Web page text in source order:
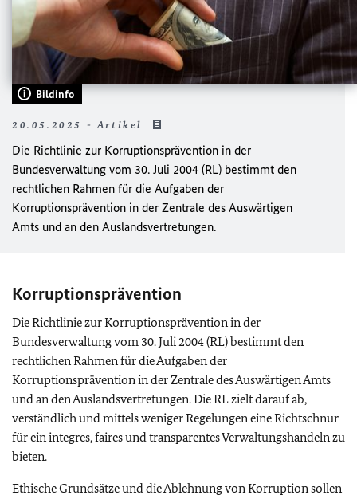
Bildinfo
20.05.2025 - Artikel
Die Richtlinie zur Korruptionsprävention in der
Bundesverwaltung vom 30. Juli 2004 (RL) bestimmt den
rechtlichen Rahmen für die Aufgaben der
Korruptionsprävention in der Zentrale des Auswärtigen
Amts und an den Auslandsvertretungen.
Korruptionsprävention
Die Richtlinie zur Korruptionsprävention in der
Bundesverwaltung vom 30. Juli 2004 (RL) bestimmt den
rechtlichen Rahmen für die Aufgaben der
Korruptionsprävention in der Zentrale des Auswärtigen Amts
und an den Auslandsvertretungen. Die RL zielt darauf ab,
verständlich und mittels weniger Regelungen eine Richtschnur
für ein integres, faires und transparentes Verwaltungshandeln zu
bieten.
Ethische Grundsätze und die Ablehnung von Korruption sollen